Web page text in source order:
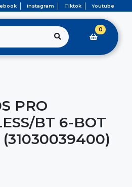
Instagram Tiktok Youtube
0
PRO
BT 6-BOT